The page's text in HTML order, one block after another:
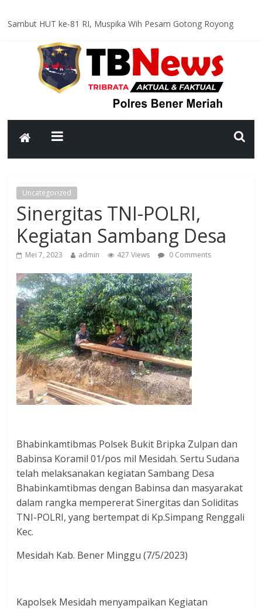
Sambut HUT ke-81 RI, Muspika Wih Pesam Gotong Royong
Optimal dan Humanis, Ditsamapta Polda Aceh Supervisi
Kesiapsiagaan Dalmas Polres Bener Meriah
Polsek Bandar Gelar Patroli Rutin, Sampaikan Pesan Kamtibmas
kepada Warga
Polsek Pintu Rime Gayo Pantau Kondisi Warga di Hunian
Pesan Kamtibmas
Uncategorized
Sinergitas TNI-POLRI,
Kegiatan Sambang Desa
Mei 7, 2023 admin 427 Views 0 Comments
Bhabinkamtibmas Polsek Bukit Bripka Zulpan dan
Babinsa Koramil 01/pos mil Mesidah. Sertu Sudana
telah melaksanakan kegiatan Sambang Desa
Bhabinkamtibmas dengan Babinsa dan masyarakat
dalam rangka mempererat Sinergitas dan Soliditas
TNI-POLRI, yang bertempat di Kp.Simpang Renggali
Kec.
Mesidah Kab. Bener Minggu (7/5/2023)
Kapolsek Mesidah menyampaikan Kegiatan